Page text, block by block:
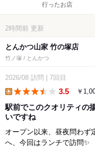
行ったお店
2時間前 更新
とんかつ山家 竹の塚店
竹ノ塚 / とんかつ
2026/08 訪問 7回目
3.5 ￥
駅前でこのクオリティの
いですね
オープン以来、昼夜問わず
へ、今回はランチで訪問✨